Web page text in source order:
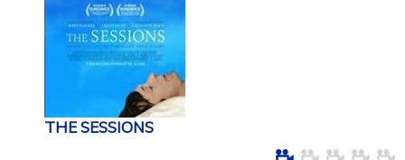
THE SESSIONS